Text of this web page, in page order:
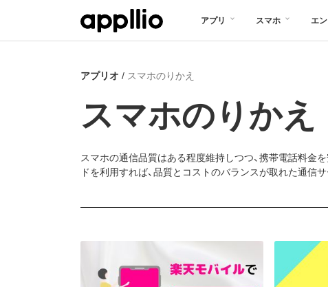
アプリ スマホ エ
アプリオ スマホのりかえ
スマホのりかえ
スマホの通信品質はある程度維持しつつ、携帯電話料金
ドを利用すれば、品質とコストのバランスが取れた通信